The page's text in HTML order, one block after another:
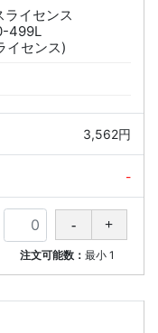
イセンス
499L
イセンス)
3,562円
-
注文可能数：最小 1